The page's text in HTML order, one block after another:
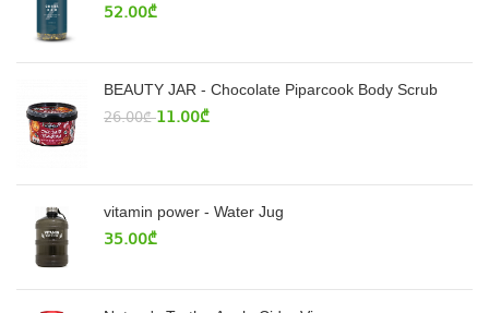
52.00₾
BEAUTY JAR - Chocolate Piparcook Body Scrub
26.00₾ 11.00₾
vitamin power - Water Jug
35.00₾